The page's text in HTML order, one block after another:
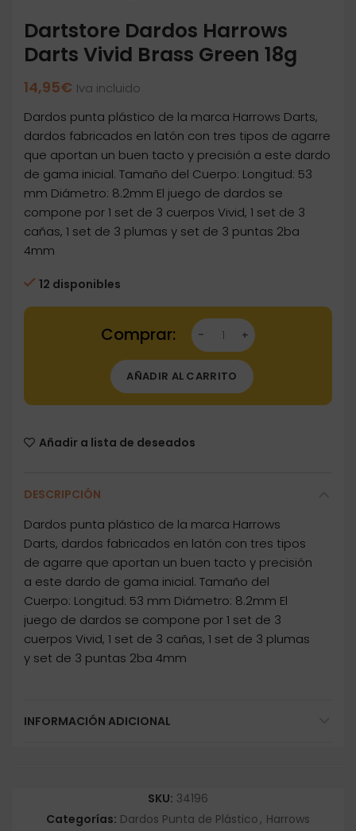
Dartstore Dardos Harrows
Darts Vivid Brass Green 18g
14,95€ Iva incluido
Dardos punta plástico de la marca Harrows Darts,
dardos fabricados en latón con tres tipos de agarre
que aportan un buen tacto y precisión a este dardo
de gama inicial. Tamaño del Cuerpo: Longitud: 53
mm Diámetro: 8.2mm El juego de dardos se
compone por 1 set de 3 cuerpos Vivid, 1 set de 3
cañas, 1 set de 3 plumas y set de 3 puntas 2ba
4mm
12 disponibles
Dartstore Dardos Harrows Darts Vivid Brass
AÑADIR AL CARRITO
Añadir a lista de deseados
DESCRIPCIÓN
Dardos punta plástico de la marca Harrows
Darts, dardos fabricados en latón con tres tipos
de agarre que aportan un buen tacto y precisión
a este dardo de gama inicial. Tamaño del
Cuerpo: Longitud: 53 mm Diámetro: 8.2mm El
juego de dardos se compone por 1 set de 3
cuerpos Vivid, 1 set de 3 cañas, 1 set de 3 plumas
y set de 3 puntas 2ba 4mm
INFORMACIÓN ADICIONAL
SKU: 34196
Categorías: Dardos Punta de Plástico, Harrows